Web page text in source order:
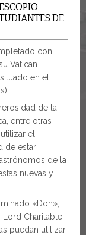
DE
con
Vatican
en el
de la
entre otras
el
de estar
de la
nuevas y
«Don»,
Lord Charitable
puedan utilizar